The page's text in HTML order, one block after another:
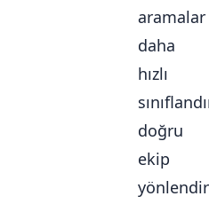
aramalar
daha
hızlı
doğru
ekip